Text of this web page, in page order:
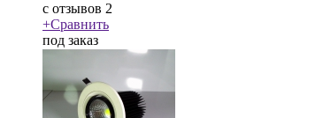
c отзывов 2
+Сравнить
под заказ